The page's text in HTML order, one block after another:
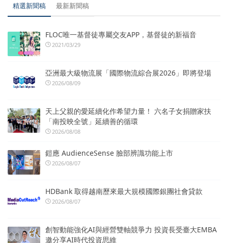
精選新聞稿 最新新聞稿
FLOC唯一基督徒專屬交友APP，基督徒的新福音
2021/03/29
亞洲最大級物流展「國際物流綜合展2026」即將登場
2026/08/09
天上父親的愛延續化作希望力量！ 六名子女捐贈家扶
「南投映全號」延續善的循環
2026/08/08
鎧應 AudienceSense 臉部辨識功能上市
2026/08/07
HDBank 取得越南歷來最大規模國際銀團社會貸款
2026/08/07
創智動能強化AI與經營雙軸競爭力 投資長受臺大EMBA
邀分享AI時代投資思維